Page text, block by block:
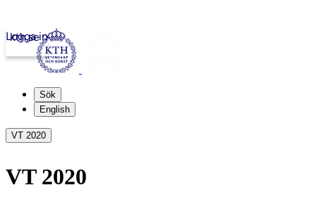
kth.se
Logga in
Sök
English
VT 2020
VT 2020